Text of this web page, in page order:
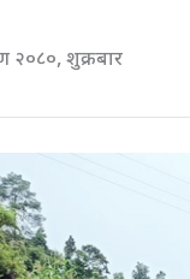
२०८०, शुक्रबार